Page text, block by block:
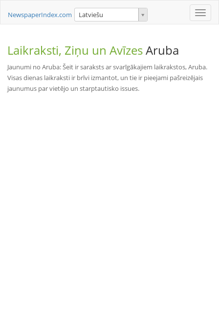
Toggle
NewspaperIndex.com Latviešu
Laikraksti, Ziņu un AvīzesAruba
Jaunumi no Aruba: Šeit ir saraksts ar svarīgākajiem laikrakstos, Aruba.
Visas dienas laikraksti ir brīvi izmantot, un tie ir pieejami pašreizējais
jaunumus par vietējo un starptautisko issues.